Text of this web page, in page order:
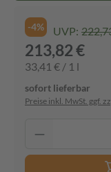
-4% UVP:
213,82 €
33,41 € / 1 l
sofort lieferbar
Preise inkl. MwSt. ggf.